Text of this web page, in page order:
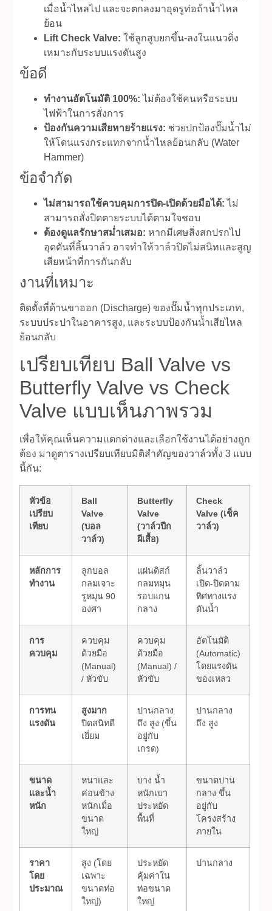
เมื่อน้ำไหลไป และจะตกลงมาอุดรูท่อถ้าน้ำไหล
ย้อน
Lift Check Valve: ใช้ลูกสูบยกขึ้น-ลงในแนวดิ่ง
เหมาะกับระบบแรงดันสูง
ข้อดี
ทำงานอัตโนมัติ 100%: ไม่ต้องใช้คนหรือระบบ
ไฟฟ้าในการสั่งการ
ป้องกันความเสียหายร้ายแรง: ช่วยปกป้องปั๊มน้ำไม่
ให้โดนแรงกระแทกจากน้ำไหลย้อนกลับ (Water
Hammer)
ข้อจำกัด
ไม่สามารถใช้ควบคุมการปิด-เปิดด้วยมือได้: ไม่
สามารถสั่งปิดตายระบบได้ตามใจชอบ
ต้องดูแลรักษาสม่ำเสมอ: หากมีเศษสิ่งสกปรกไป
อุดตันที่ลิ้นวาล์ว อาจทำให้วาล์วปิดไม่สนิทและสูญ
เสียหน้าที่การกันกลับ
งานที่เหมาะ
ติดตั้งที่ด้านขาออก (Discharge) ของปั๊มน้ำทุกประเภท,
ระบบประปาในอาคารสูง, และระบบป้องกันน้ำเสียไหล
ย้อนกลับ
เปรียบเทียบ Ball Valve vs
Butterfly Valve vs Check
Valve แบบเห็นภาพรวม
เพื่อให้คุณเห็นความแตกต่างและเลือกใช้งานได้อย่างถูก
ต้อง มาดูตารางเปรียบเทียบมิติสำคัญของวาล์วทั้ง 3 แบบ
นี้กัน:
หัวข้อ
เปรียบ
เทียบ
Ball
Valve
(บอล
วาล์ว)
Butterfly
Valve
(วาล์วปีก
ผีเสื้อ)
Check
Valve (เช็ค
วาล์ว)
หลักการ
ทำงาน
ลูกบอล
กลมเจาะ
รูหมุน 90
องศา
แผ่นดิสก์
กลมหมุน
รอบแกน
กลาง
ลิ้นวาล์ว
เปิด-ปิดตาม
ทิศทางแรง
ดันน้ำ
การ
ควบคุม
ควบคุม
ด้วยมือ
(Manual)
/ หัวขับ
ควบคุม
ด้วยมือ
(Manual) /
หัวขับ
อัตโนมัติ
(Automatic)
โดยแรงดัน
ของเหลว
การทน
แรงดัน
สูงมาก
ปิดสนิทดี
เยี่ยม
ปานกลาง
ถึง สูง (ขึ้น
อยู่กับ
เกรด)
ปานกลาง
ถึง สูง
ขนาด
และน้ำ
หนัก
หนาและ
ค่อนข้าง
หนักเมื่อ
ขนาด
ใหญ่
บาง น้ำ
หนักเบา
ประหยัด
พื้นที่
ขนาดปาน
กลาง ขึ้น
อยู่กับ
โครงสร้าง
ภายใน
ราคา
โดย
ประมาณ
สูง (โดย
เฉพาะ
ขนาดท่อ
ใหญ่)
ประหยัด
คุ้มค่าใน
ท่อขนาด
ใหญ่
ปานกลาง